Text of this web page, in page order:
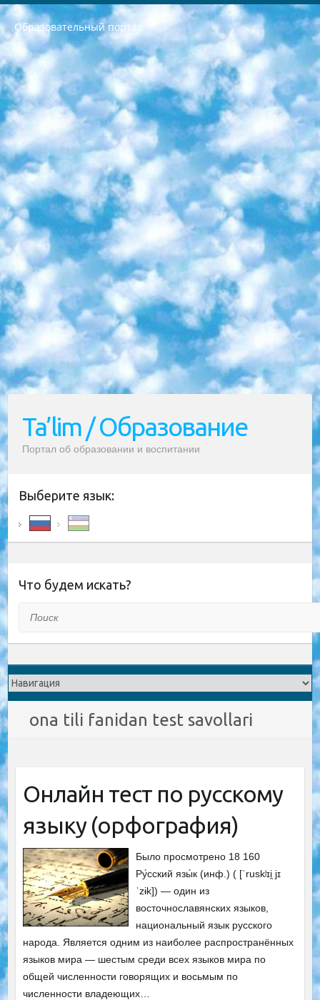
Образовательный портал
РЕСПУБЛИКА УЗБЕКИСТАН МИНИСТРЕРСТВО ДОШКОЛЬНОГО И ШКОЛЬНОГО ОБРАЗОВАНИЯ КОМАНДА в общеобразовательных учреждениях в 2023-2024 учебном году организация и проведение итоговой государственной аттестации обучающихся о Министра дошкольного и школьного образования Республики Узбекистан от 4 марта 2008 года (постановлением Минюста от 20 марта 2008 года № 1778 государственной регистрации) «Итоговое состояние учащихся общего среднего образования на основании положения об утверждении положения об аттестации общего среднего образования выпускной экзамен студентов в образовательных учреждениях в 2023-2024 учебном году В целях организации и прохождения аттестации приказываю: 1. Следующее: перечень предметов, по которым будет проводиться итоговая государственная аттестация и экзамен формы перевода согласно приложению 1; сертификаты международного образца, оценивающие уровень владения иностранными языками перечень согласно приложению 2; 2. Педагогический при специализированных образовательных учреждениях. научно-практический центр квалификации и международной оценки (Д.Давидова) 2024 г. До 25 марта: задания по предметам, по которым будет проводиться итоговая аттестация разработка и утверждение технических условий; итоговая аттестация на основании разработанного предметного задания разработка вопросов по предметам (устно и письменно), экзамен передача; общеобразовательные средние школы и специальные учебные заведения учащиеся выпускных классов школ и интернатов в агентской системе подготовка базы данных экзаменационных материалов и критериев оценки; перевод базы экзаменационных материалов на все языки обучения подать в Республиканский образовательный центр для изготовления; варианты экзаменов на основе разработанных контрольных материалов пусть будут поставлены задачи формирования. 3. Республиканский образовательный центр (Ш.Худайкулов) до 5 апреля 2024 года. до: база данных предоставленных экзаменационных материалов на все языки обучения перевод и экспертиза; для слепых, слабовидящих, глухих, слабослышащих и умственно отсталых детей учащиеся выпускных классов специализированных школ и школ-интернатов база данных экзаменационных материалов на всех преподаваемых языках подготовка критериев оценки; специализированные школы для умственно отсталых детей и технологии для учащихся выпускных классов школ-интернатов разработка соответствующих рекомендаций и критериев проведения ЕГЭ по естествознанию давать задания. 4. Педагогический при специализированных образовательных учреждениях. Научно-практический центр навыков и международной оценки (Д.Давидова), Республика образовательный центр (Худайкулов Ш.) итоговый государственный аттестационный экзамен ориентирован на творческое и логическое мышление при подготовке базы материалов учитывать введение заданий. 5. Следует отметить, что: сертификат государственного образца о знании общеобразовательного предмета и как минимум национальный уровень B1 по предметам на иностранных языках, указанным в Приложении 2. или международно признанный сертификат эквивалентного уровня студенты, изучающие определенный предмет, освобождаются от экзамена; по соответствующим предметам запланирована итоговая государственная аттестация за день до дня, путем жеребьевки Рабочей группой (в письменной форме по предметам, проводимым в форме) из числа сформированных вариантов выбрано 2 варианта; 2 выбранных варианта экзамена анонсированы на официальном сайте министерства и все выпускники по всей стране на основе этих вариантов проводит итоговую государственную аттестацию. 6. Государственное образование учащихся средних общеобразовательных учреждений. знания в соответствии с квалификационными требованиями, которые необходимо приобрести на основании стандартов итоговый (выпускной) контроль для 9 и 11 классов в целях тестирования Экзамены (далее – экзамены) состоят из предметов, перечисленных в приложении 1. будет сделано. 7. Экзамены пройдут с 26 мая по 15 июня 2024 г. (кроме науки физического воспитания). 8. Физическая для учащихся 9 классов общесредних образовательных учреждений. Экзамены по предмету «Образование, квалификация медицина» 1-6 мая 2024 года. сотрудники перевести под присмотр (с отклонениями в физическом или умственном развитии) специализированная школа для детей, школы-интернаты и со сколиозом школы-интернаты санаторного типа для больных детей исключены). 9. Он был слепым, слабовидящим и имел нарушения опорно-двигательного аппарата. экзамены в специализированных школах и интернатах для детей должны проводиться исходя из требований, предъявляемых к общеобразовательным учреждениям (физкультура кроме науки). 10. Специализированная школа для глухих и слабослышащих детей. и экзамены в интернатах и быть реализован в виде письменного теста по математике. 11. Специальность для умственно отсталых детей. Для 9 класса Родной язык и литературное письмо Государственный язык (язык обучения – узбекский). для неклассов) написано Математическое письмо Письменная/устная история Узбекистана Физическое воспитание практично Итоговый контроль Для 11 класса Написание родного языка и литературы (эссе) Математическое письмо Узбекский язык (обучение на узбекском языке) не посещающее общее среднее образование для учреждений)/Образовательное учреждение выбор письменный и устный Иностранный язык письменный/устный Письменная/устная история Узбекистана *По выбору студента:  Химия  Физика  Основы государственного права  География 10 бесплатных образовательных ресурсов - Мы составили подборку онлайн-проектов с интерактивными упражнениями, видеолекциями и статьями. Они помогут вам обрести новые и освежить старые знания бесплатно. 1. «ИНТУИТ» Старейшая образовательная площадка Рунета. Здесь вы найдёте сотни текстовых и видеокурсов на десятки различных тем — от программирования до психологии. Многие курсы подготовлены российскими университетами и крупными международными компаниями вроде Intel и Microsoft. Самостоятельное обучение бесплатное, но желающие могут оплатить услуги персональных наставников. 2. «Смартия» знакомит с актуальными профессиями и подсказывает, как им обучаться. Выбрав заинтересовавшую вас специальность — SMM-специалист, фотограф, веб-дизайнер или другую, — увидите список необходимых для неё умений. Чтобы вы могли освоить их самостоятельно, для каждого умения площадка отображает подборку ссылок на учебные материалы. Хотя «Смартия» ориентируется на русскоязычную аудиторию, часть контента всё же доступна только на английском. 3. «Лекторий Физтеха» Проект Московского физико-технического института (Физтеха). С его помощью вы можете смотреть онлайн серии лекций, записанные на видео в этом вузе. В числе доступных предметов — физика, биология, химия, информационные технологии и другие. К некоторым лекциям администрация ресурса прилагает готовые конспекты, которые можно скачивать в PDF-формате. 4. ITMOcourses Онлайн-площадка Санкт-Петербургского национального исследовательского университета информационных технологий, механики и оптики (ИТМО). Ресурс предоставляет свободный доступ к курсам, разработанным в этом вузе. Каталог материалов разбит на четыре категории: «Оптические системы и технологии», «Приборостроение и робототехника», «Информационные технологии» и «Биотехнологии». Курсы состоят из видеолекций, интерактивных демонстраций и заданий. 5. «КиберЛенинка» Электронная научная библиотека открытого доступа. Каталог площадки регулярно обрастает текстами статей из различных научных изданий. Сгруппированные по журналам и рубрикам публикации можно читать онлайн или скачивать целиком в PDF-формате. Проект нацелен на популяризацию науки за счёт открытого доступа к качественной информации. 6. «ПостНаука» На этом ресурсе публикуют подборки видеолекций, составленные экспертами из разных отраслей и объединённые общими темами. Среди них, к примеру, есть серии «Биоинформатика и геномика», «Культура средневековой Скандинавии» и Cinema Studies о теории кино. Каждая подборка лекций — логически связанная история, рассказанная экспертом от первого лица. Кроме того, на сайте появляются научно-образовательные статьи и тесты на разные темы. 7. «Newочём» Команда проекта «Newочём» отбирает самые интересные тексты из англоязычных СМИ и переводит те из них, за которые голосуют участники сообщества «ВКонтакте». По большей части это научно-популярные статьи. Редакторы придумывают лишь заголовки, в остальном содержание переводов соответствует оригиналам. Полные тексты можно читать прямо в социальной сети. 8. InternetUrok Онлайн-база материалов по основным дисциплинам школьной программы. Информация на сайте структурирована по классам, предметам и темам (урокам). Каждый урок состоит из видеолекций и конспектов. Есть также интерактивные тренажёры и тесты для закрепления пройденного материала. Даже если вы давно окончили школу, возможность повторить программу старших классов всегда может пригодиться. 9. Edutainme Ещё один ресурс об образовании. В отличие от Newtonew, как мне кажется, Edutainme больше ориентируется на представителей индустрии: педагогов, предпринимателей, разработчиков образовательных проектов. Но и любой, кто просто стремится к саморазвитию, найдёт на сайте много полезного и интересного для себя. Например, информацию о новых курсах и образовательных сервисах. 10. Newtonew Онлайн-медиа об образовании и обучении в широком смысле. Авторы Newtonew пишут об инструментах, заведениях, тактиках и стратегиях, которые помогают учить других и получать новые знания самостоятельно. На этой площадке вы найдёте новости, обзоры, аналитические мат
Ta’lim / Образование
Портал об образовании и воспитании
Выберите язык:
Что будем искать?
ona tili fanidan test savollari
Онлайн тест по русскому
языку (орфография)
Было просмотрено 18 160
Ру́сский язы́к (инф.) ( [ˈruskʲɪi̯ jɪ
ˈzɨk]) — один из
восточнославянских языков,
национальный язык русского
народа. Является одним из наиболее распространённых
языков мира — шестым среди всех языков мира по
общей численности говорящих и восьмым по
численности владеющих…